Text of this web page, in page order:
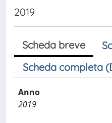
2019
Scheda breve
Scheda completa
Anno
2019